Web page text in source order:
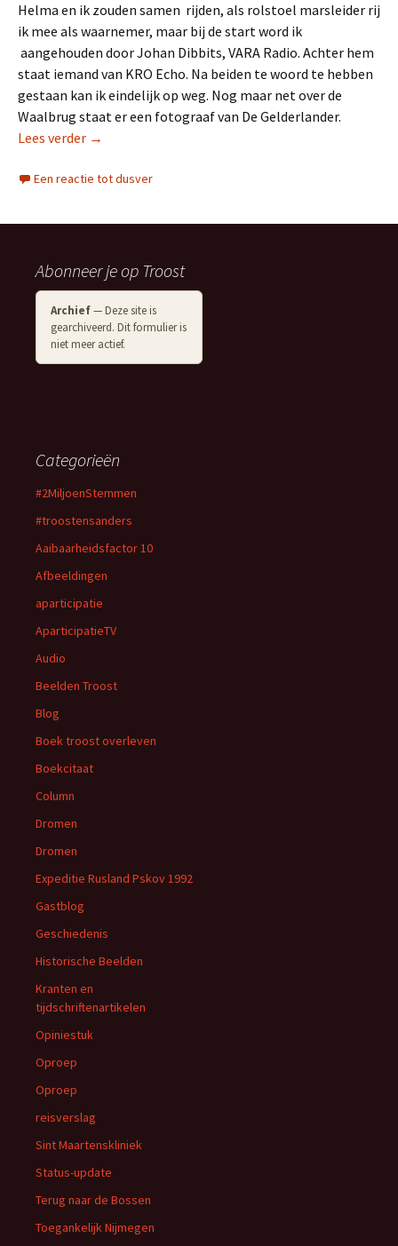
Helma en ik zouden samen rijden, als rolstoel marsleider rij
ik mee als waarnemer, maar bij de start word ik
aangehouden door Johan Dibbits, VARA Radio. Achter hem
staat iemand van KRO Echo. Na beiden te woord te hebben
gestaan kan ik eindelijk op weg. Nog maar net over de
Waalbrug staat er een fotograaf van De Gelderlander.
Lees verder De geschiedenis van: Rolstoelen in de Vierdaagse
→
Een reactie tot dusver
Abonneer je op Troost
Archief— Deze site is
gearchiveerd. Dit formulier is
niet meer actief.
Categorieën
#2MiljoenStemmen
#troostensanders
Aaibaarheidsfactor 10
Afbeeldingen
aparticipatie
AparticipatieTV
Audio
Beelden Troost
Blog
Boek troost overleven
Boekcitaat
Column
Dromen
Dromen
Expeditie Rusland Pskov 1992
Gastblog
Geschiedenis
Historische Beelden
Kranten en
tijdschriftenartikelen
Opiniestuk
Oproep
Oproep
reisverslag
Sint Maartenskliniek
Status-update
Terug naar de Bossen
Toegankelijk Nijmegen